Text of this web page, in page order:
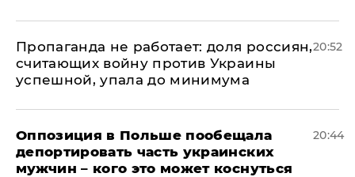
​Пропаганда не работает: доля россиян,
считающих войну против Украины
успешной, упала до минимума
20:52
Оппозиция в Польше пообещала
депортировать часть украинских
мужчин – кого это может коснуться
20:44